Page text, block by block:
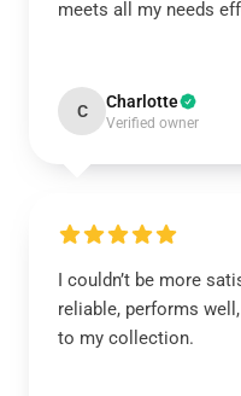
meets all my needs
C Charlotte
Verified owner
I couldn’t be more
reliable, performs
to my collection.